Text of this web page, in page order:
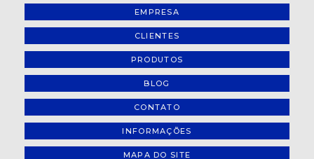
EMPRESA
CLIENTES
PRODUTOS
BLOG
CONTATO
INFORMAÇÕES
MAPA DO SITE